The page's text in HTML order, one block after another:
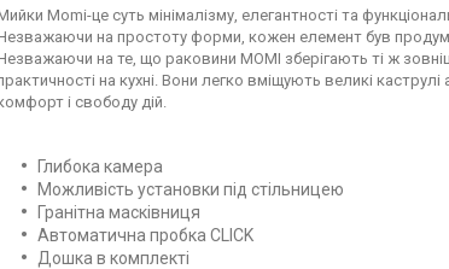
Momi-це суть мінімалізму, елегантності та
на простоту форми, кожен елемент був
на те, що раковини MOMI зберігають ті ж
на кухні. Вони легко вміщують великі
і свободу дій.
Глибока камера
Можливість установки під стільницею
Гранітна масківниця
Автоматична пробка CLICK
Дошка в комплекті